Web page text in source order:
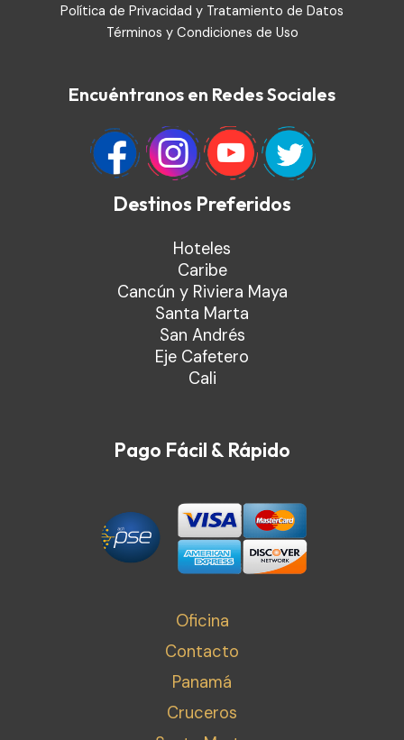
Política de Privacidad y Tratamiento de Datos
Términos y Condiciones de Uso
Encuéntranos en Redes Sociales
Destinos Preferidos
Hoteles
Caribe
Cancún y Riviera Maya
Santa Marta
San Andrés
Eje Cafetero
Cali
Pago Fácil & Rápido
Oficina
Contacto
Panamá
Cruceros